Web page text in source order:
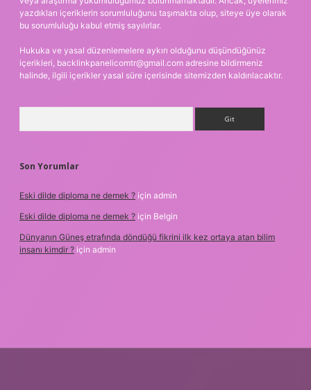
yazdıkları içeriklerin sorumluluğunu taşımakta olup, siteye üye olarak
bu sorumluluğu kabul etmiş sayılırlar.
Hukuka ve yasal düzenlemelere aykırı olduğunu düşündüğünüz
içerikleri, backlinkpanelicomtr@gmail.com adresine bildirmeniz
halinde, ilgili içerikler yasal süre içerisinde sitemizden kaldırılacaktır.
Son Yorumlar
Eski dilde diploma ne demek ? için admin
Eski dilde diploma ne demek ? için Belgin
Dünyanın Güneş etrafında döndüğü fikrini ilk kez ortaya atan bilim
insanı kimdir ? için admin